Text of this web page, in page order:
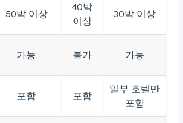
50박 이상
40박
이상
30박 이상
가능 불가 가능
포함 포함
일부 호텔만
포함